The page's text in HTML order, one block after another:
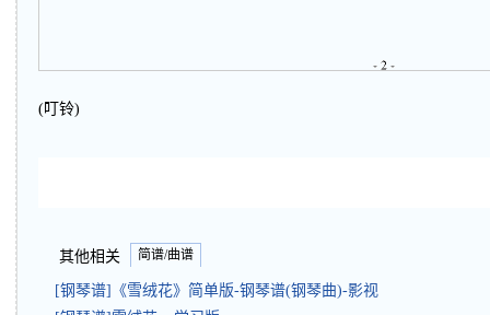
(叮铃)
其他相关 简谱/曲谱
[钢琴谱]《雪绒花》简单版-钢琴谱(钢琴曲)-影视